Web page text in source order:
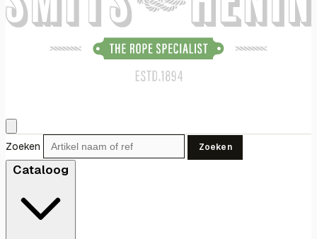
Zoeken Zoeken
Cataloog